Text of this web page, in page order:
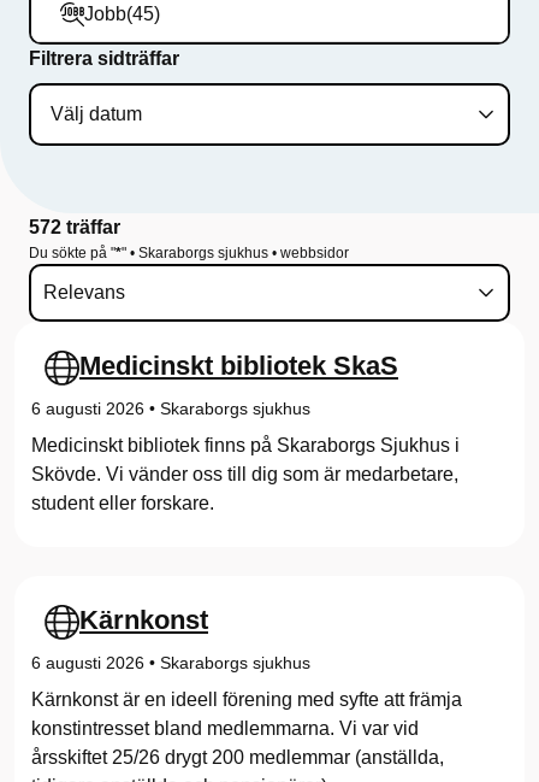
ö
S
a
b
o
u
k
Jobb(45)
Filtrera sidträffar
572 träffar
Du sökte på "*" • Skaraborgs sjukhus • webbsidor
Medicinskt bibliotek SkaS
6 augusti 2026 • Skaraborgs sjukhus
Medicinskt bibliotek finns på Skaraborgs Sjukhus i
Skövde. Vi vänder oss till dig som är medarbetare,
student eller forskare.
Kärnkonst
6 augusti 2026 • Skaraborgs sjukhus
Kärnkonst är en ideell förening med syfte att främja
konstintresset bland medlemmarna. Vi var vid
årsskiftet 25/26 drygt 200 medlemmar (anställda,